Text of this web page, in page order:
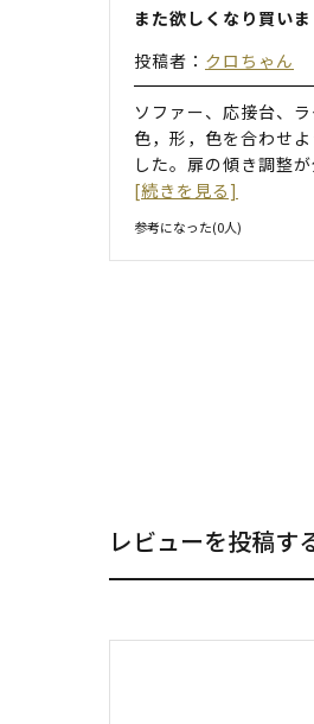
また欲しくなり買いま
投稿者： クロちゃん
ソファー、応接台、
色，形，色を合わせ
した。扉の傾き調整
[続きを見る]
参考になった(0人)
レビューを投稿す